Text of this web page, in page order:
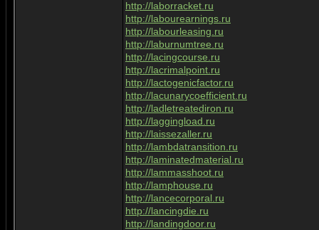
http://laborracket.ru
http://labourearnings.ru
http://labourleasing.ru
http://laburnumtree.ru
http://lacingcourse.ru
http://lacrimalpoint.ru
http://lactogenicfactor.ru
http://lacunarycoefficient.ru
http://ladletreatediron.ru
http://laggingload.ru
http://laissezaller.ru
http://lambdatransition.ru
http://laminatedmaterial.ru
http://lammasshoot.ru
http://lamphouse.ru
http://lancecorporal.ru
http://lancingdie.ru
http://landingdoor.ru